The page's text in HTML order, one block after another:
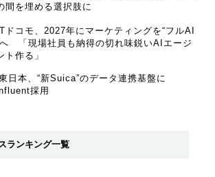
間を埋める選択肢に
ドコモ、2027年にマーケティングを“フルAI
「現場社員も納得の切れ味鋭いAIエージ
ト作る」
日本、“新Suica”のデータ連携基盤に
採用
ランキング一覧